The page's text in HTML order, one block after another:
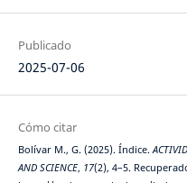
Publicado
2025-07-06
Cómo citar
Bolívar M., G. (2025). Índice.
AND SCIENCE, 17(2), 4–5.